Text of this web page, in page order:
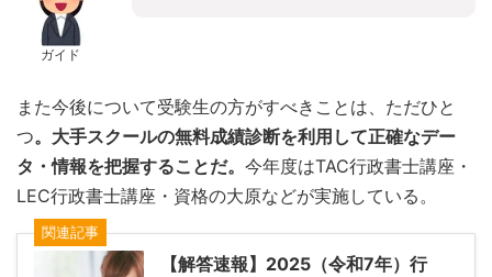
ガイド
また今後について受験生の方がすべきことは、ただひと
つ。大手スクールの無料成績診断を利用して正確なデー
タ・情報を把握することだ。 今年度はTAC行政書士講座・
LEC行政書士講座・資格の大原などが実施している。
関連記事
【解答速報】2025（令和7年）行